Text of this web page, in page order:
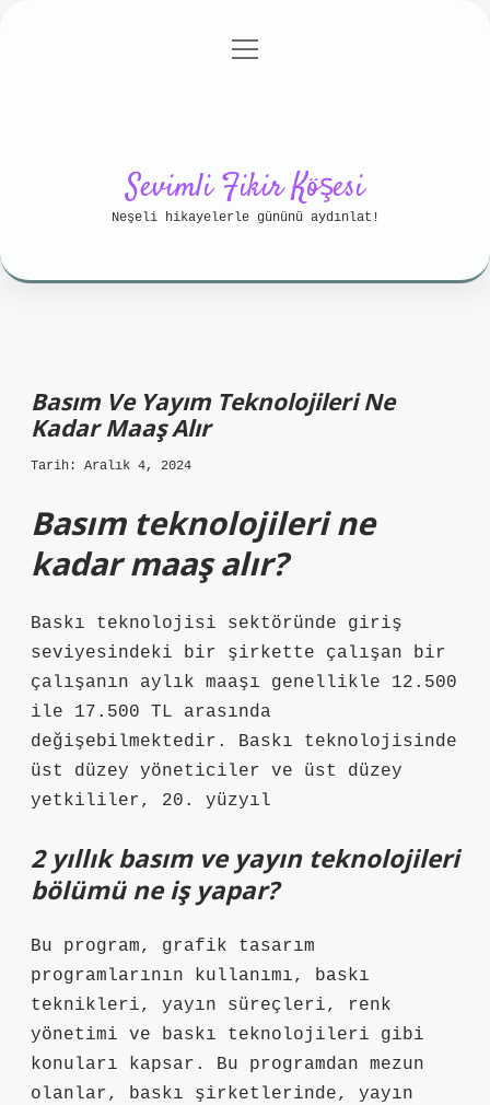
Gizlilik Politikası
menüyü
Sevimli Fikir Köşesi
Neşeli hikayelerle gününü aydınlat!
Basım Ve Yayım Teknolojileri Ne
Kadar Maaş Alır
Tarih: Aralık 4, 2024
Basım teknolojileri ne
kadar maaş alır?
Baskı teknolojisi sektöründe giriş
seviyesindeki bir şirkette çalışan bir
çalışanın aylık maaşı genellikle 12.500
ile 17.500 TL arasında
değişebilmektedir. Baskı teknolojisinde
üst düzey yöneticiler ve üst düzey
yetkililer, 20. yüzyıl
2 yıllık basım ve yayın teknolojileri
bölümü ne iş yapar?
Bu program, grafik tasarım
programlarının kullanımı, baskı
teknikleri, yayın süreçleri, renk
yönetimi ve baskı teknolojileri gibi
konuları kapsar. Bu programdan mezun
olanlar, baskı şirketlerinde, yayın